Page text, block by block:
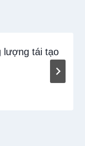
lượng tái tạo